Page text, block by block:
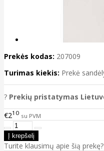
Prekės kodas: 207009
Turimas kiekis: Prekė
? Prekių pristatymas
€210 su PVM
Turite klausimų apie šią prekę?